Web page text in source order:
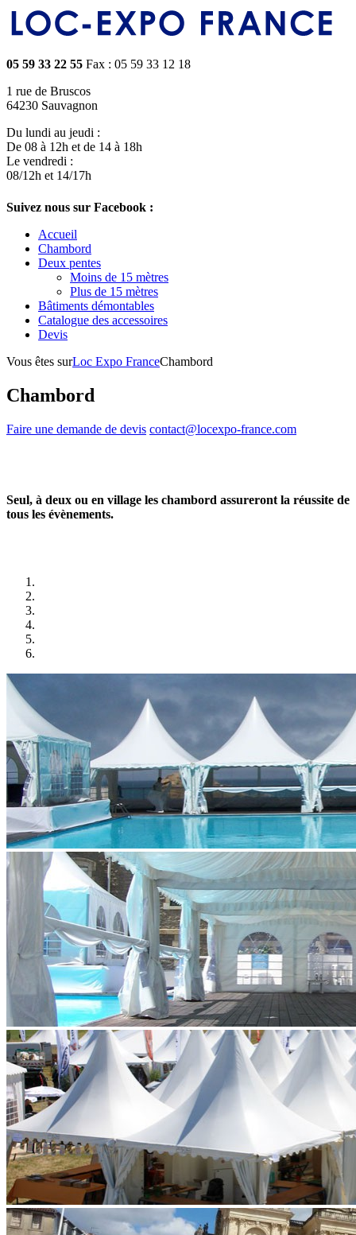
05 59 33 22 55 Fax : 05 59 33 12 18
1 rue de Bruscos
64230 Sauvagnon
Du lundi au jeudi :
De 08 à 12h et de 14 à 18h
Le vendredi :
08/12h et 14/17h
Suivez nous sur Facebook :
Accueil
Chambord
Deux pentes
Moins de 15 mètres
Plus de 15 mètres
Bâtiments démontables
Catalogue des accessoires
Devis
Vous êtes surLoc Expo FranceChambord
Chambord
Faire une demande de devis contact@locexpo-france.com
Seul, à deux ou en village les chambord assureront la réussite de
tous les évènements.